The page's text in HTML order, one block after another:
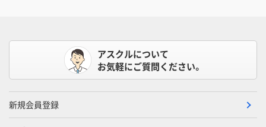
アスクルについて
お気軽にご質問ください。
新規会員登録